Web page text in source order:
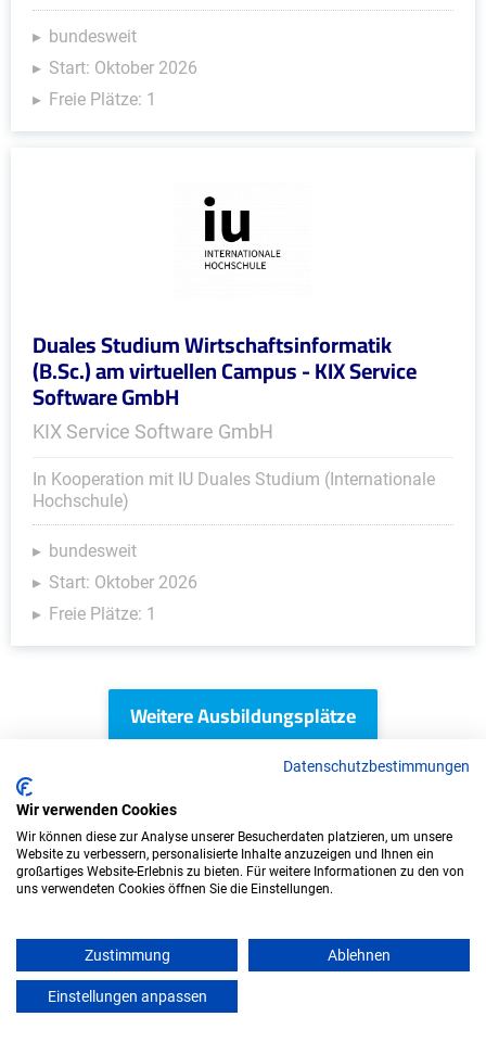
bundesweit
Start: Oktober 2026
Freie Plätze: 1
Duales Studium Wirtschaftsinformatik
(B.Sc.) am virtuellen Campus - KIX Service
Software GmbH
KIX Service Software GmbH
In Kooperation mit IU Duales Studium (Internationale
Hochschule)
bundesweit
Start: Oktober 2026
Freie Plätze: 1
Weitere Ausbildungsplätze
Kinder & Soziales - Ausbildungsplätze
Datenschutzbestimmungen
Wir verwenden Cookies
Wir können diese zur Analyse unserer Besucherdaten platzieren, um unsere
Website zu verbessern, personalisierte Inhalte anzuzeigen und Ihnen ein
großartiges Website-Erlebnis zu bieten. Für weitere Informationen zu den von
uns verwendeten Cookies öffnen Sie die Einstellungen.
Zustimmung Ablehnen
Einstellungen anpassen